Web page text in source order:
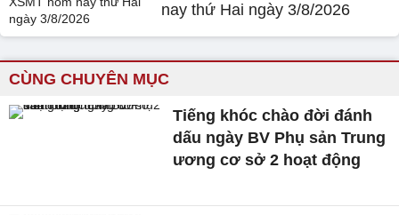
nay thứ Hai ngày 3/8/2026
CÙNG CHUYÊN MỤC
Tiếng khóc chào đời đánh
dấu ngày BV Phụ sản Trung
ương cơ sở 2 hoạt động